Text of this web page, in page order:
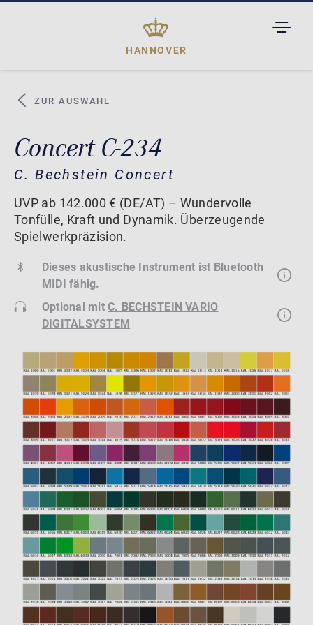
HANNOVER
ZUR AUSWAHL
Concert C-234
C. Bechstein Concert
UVP ab 142.000 € (DE/AT) – Wundervolle
Tonfülle, Kraft und Dynamik. Überzeugende
Spielwerkpräzision.
Dieses akustische Instrument ist Bluetooth
MIDI fähig.
Optional mitC. BECHSTEIN VARIO
DIGITALSYSTEM